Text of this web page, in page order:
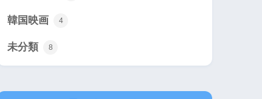
韓国映画 4
未分類 8